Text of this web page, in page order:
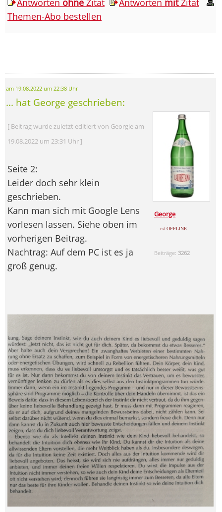
Antworten ohne Zitat Antworten mitZitat
Themen-Abo bestellen
am 19.08.2022 um 22:38 Uhr
... hat George geschrieben:
George
... ist OFFLINE
Beiträge: 3262
[ Beitrag wurde zuletzt editiert von Georgie am
19.08.2022 um 23:31 Uhr ]
Seite 2:
Leider doch sehr klein
geschrieben.
Kann man sich mit Google Lens
vorlesen lassen. Siehe oben im
vorherigen Beitrag.
Nachtrag: Auf dem PC ist es ja
groß genug.